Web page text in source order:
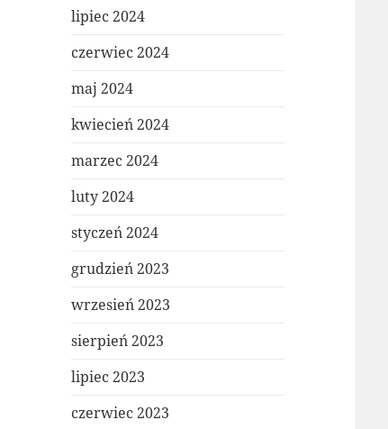
lipiec 2024
czerwiec 2024
maj 2024
kwiecień 2024
marzec 2024
luty 2024
styczeń 2024
grudzień 2023
wrzesień 2023
sierpień 2023
lipiec 2023
czerwiec 2023